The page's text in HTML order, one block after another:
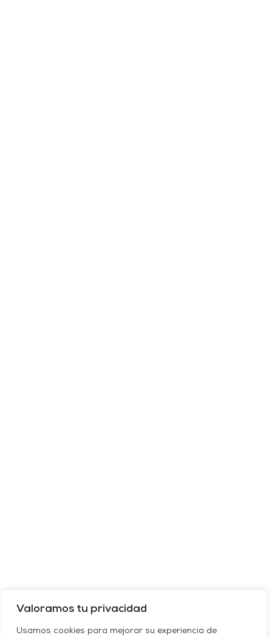
Valoramos tu privacidad
Usamos cookies para mejorar su experiencia de